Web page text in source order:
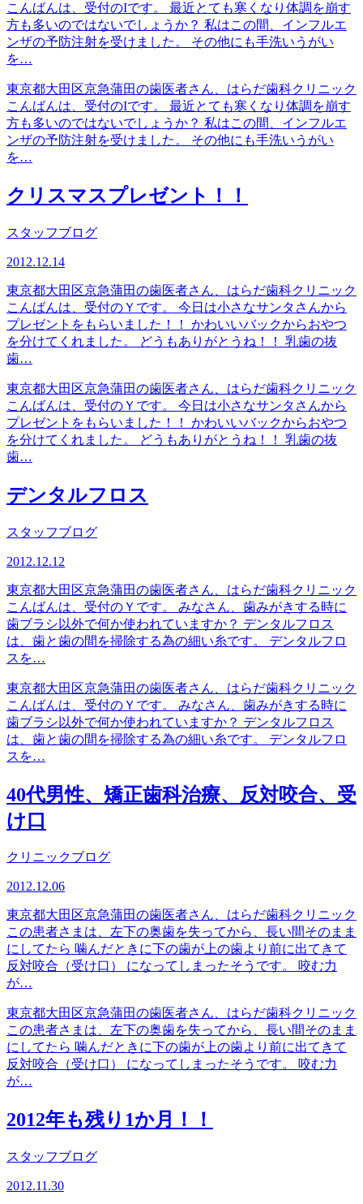
こんばんは、受付のIです。 最近とても寒くなり体調を崩す
方も多いのではないでしょうか？ 私はこの間、インフルエ
ンザの予防注射を受けました。 その他にも手洗いうがい
を…
東京都大田区京急蒲田の歯医者さん、はらだ歯科クリニック
こんばんは、受付のIです。 最近とても寒くなり体調を崩す
方も多いのではないでしょうか？ 私はこの間、インフルエ
ンザの予防注射を受けました。 その他にも手洗いうがい
を…
クリスマスプレゼント！！
スタッフブログ
2012.12.14
東京都大田区京急蒲田の歯医者さん、はらだ歯科クリニック
こんばんは、受付のＹです。 今日は小さなサンタさんから
プレゼントをもらいました！！ かわいいバックからおやつ
を分けてくれました。 どうもありがとうね！！ 乳歯の抜
歯…
東京都大田区京急蒲田の歯医者さん、はらだ歯科クリニック
こんばんは、受付のＹです。 今日は小さなサンタさんから
プレゼントをもらいました！！ かわいいバックからおやつ
を分けてくれました。 どうもありがとうね！！ 乳歯の抜
歯…
デンタルフロス
スタッフブログ
2012.12.12
東京都大田区京急蒲田の歯医者さん、はらだ歯科クリニック
こんばんは、受付のＹです。 みなさん、歯みがきする時に
歯ブラシ以外で何か使われていますか？ デンタルフロス
は、歯と歯の間を掃除する為の細い糸です。 デンタルフロ
スを…
東京都大田区京急蒲田の歯医者さん、はらだ歯科クリニック
こんばんは、受付のＹです。 みなさん、歯みがきする時に
歯ブラシ以外で何か使われていますか？ デンタルフロス
は、歯と歯の間を掃除する為の細い糸です。 デンタルフロ
スを…
40代男性、矯正歯科治療、反対咬合、受
け口
クリニックブログ
2012.12.06
東京都大田区京急蒲田の歯医者さん、はらだ歯科クリニック
この患者さまは、左下の奥歯を失ってから、長い間そのまま
にしてたら 噛んだときに下の歯が上の歯より前に出てきて
反対咬合（受け口） になってしまったそうです。 咬む力
が…
東京都大田区京急蒲田の歯医者さん、はらだ歯科クリニック
この患者さまは、左下の奥歯を失ってから、長い間そのまま
にしてたら 噛んだときに下の歯が上の歯より前に出てきて
反対咬合（受け口） になってしまったそうです。 咬む力
が…
2012年も残り1か月！！
スタッフブログ
2012.11.30